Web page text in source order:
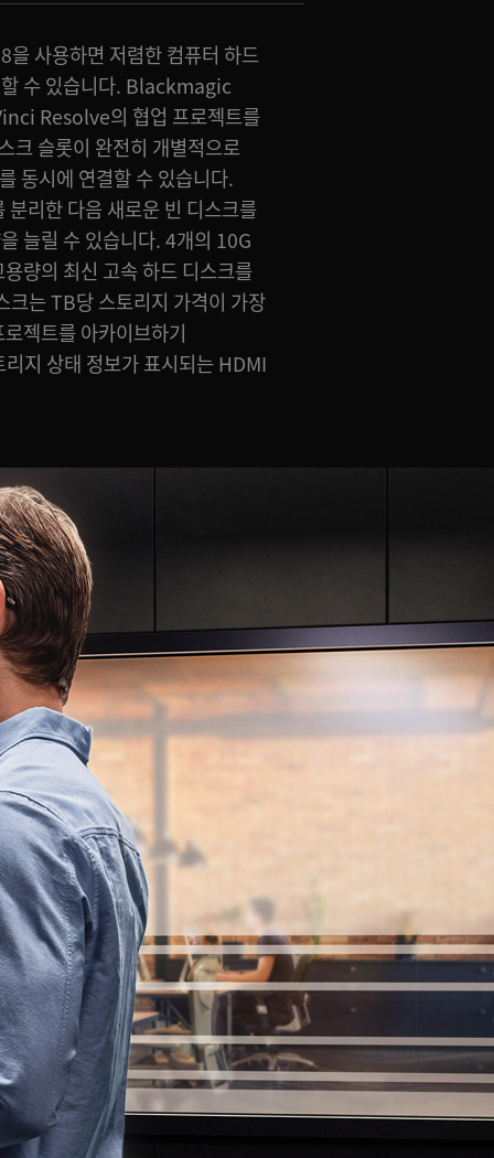
사용하면 저렴한 컴퓨터 하드
수 있습니다. Blackmagic
Resolve의 협업 프로젝트를
크 슬롯이 완전히 개별적으로
동시에 연결할 수 있습니다.
리한 다음 새로운 빈 디스크를
늘릴 수 있습니다. 4개의 10G
량의 최신 고속 하드 디스크를
크는 TB당 스토리지 가격이 가장
젝트를 아카이브하기
지 상태 정보가 표시되는 HDMI